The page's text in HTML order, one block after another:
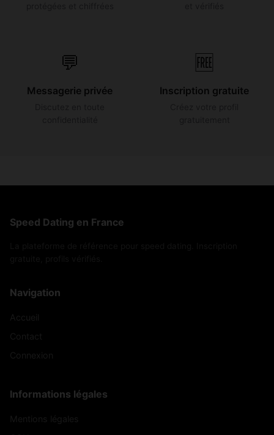
💬
Messagerie privée
🆓
Inscription gratuite
Speed Dating en France
Navigation
Informations légales